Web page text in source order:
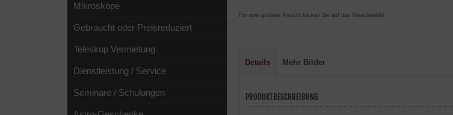
Für eine größere Ansicht klicken Sie auf das Vorschaubild
Details Mehr Bilder
PRODUKTBESCHREIBUNG
Mikroskope
Gebraucht oder Preisreduziert
Teleskop Vermietung
Dienstleistung / Service
Seminare / Schulungen